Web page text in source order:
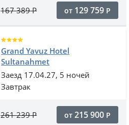
167 389Р от 129 759 Р
Grand Yavuz Hotel
Sultanahmet
Заезд 17.04.27, 5 ночей
Завтрак
261 239Р от 215 900 Р